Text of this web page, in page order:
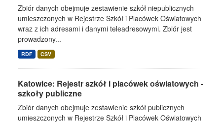
Zbiór danych obejmuje zestawienie szkół niepublicznych
umieszczonych w Rejestrze Szkół i Placówek Oświatowych
wraz z ich adresami i danymi teleadresowymi. Zbiór jest
prowadzony...
RDF CSV
Katowice: Rejestr szkół i placówek oświatowych -
szkoły publiczne
Zbiór danych obejmuje zestawienie szkół publicznych
umieszczonych w Rejestrze Szkół i Placówek Oświatowych